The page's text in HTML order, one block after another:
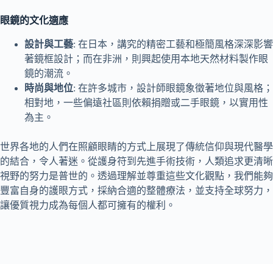
眼鏡的文化適應
設計與工藝: 在日本，講究的精密工藝和極簡風格深深影響
著鏡框設計；而在非洲，則興起使用本地天然材料製作眼
鏡的潮流。
時尚與地位: 在許多城市，設計師眼鏡象徵著地位與風格；
相對地，一些偏遠社區則依賴捐贈或二手眼鏡，以實用性
為主。
世界各地的人們在照顧眼睛的方式上展現了傳統信仰與現代醫學
的結合，令人著迷。從護身符到先進手術技術，人類追求更清晰
視野的努力是普世的。透過理解並尊重這些文化觀點，我們能夠
豐富自身的護眼方式，採納合適的整體療法，並支持全球努力，
讓優質視力成為每個人都可擁有的權利。